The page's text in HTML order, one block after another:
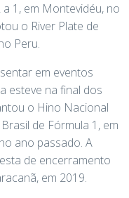
1, em Montevidéu, no
o River Plate de
Peru.
em eventos
esteve na final dos
o Hino Nacional
de Fórmula 1, em
ano passado. A
de encerramento
em 2019.